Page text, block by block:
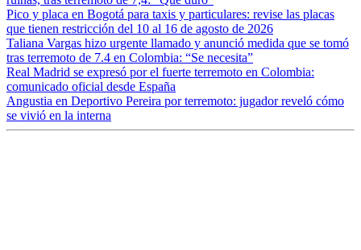
Pico y placa en Bogotá para taxis y particulares: revise las placas
que tienen restricción del 10 al 16 de agosto de 2026
Taliana Vargas hizo urgente llamado y anunció medida que se tomó
tras terremoto de 7.4 en Colombia: “Se necesita”
Real Madrid se expresó por el fuerte terremoto en Colombia:
comunicado oficial desde España
Angustia en Deportivo Pereira por terremoto: jugador reveló cómo
se vivió en la interna